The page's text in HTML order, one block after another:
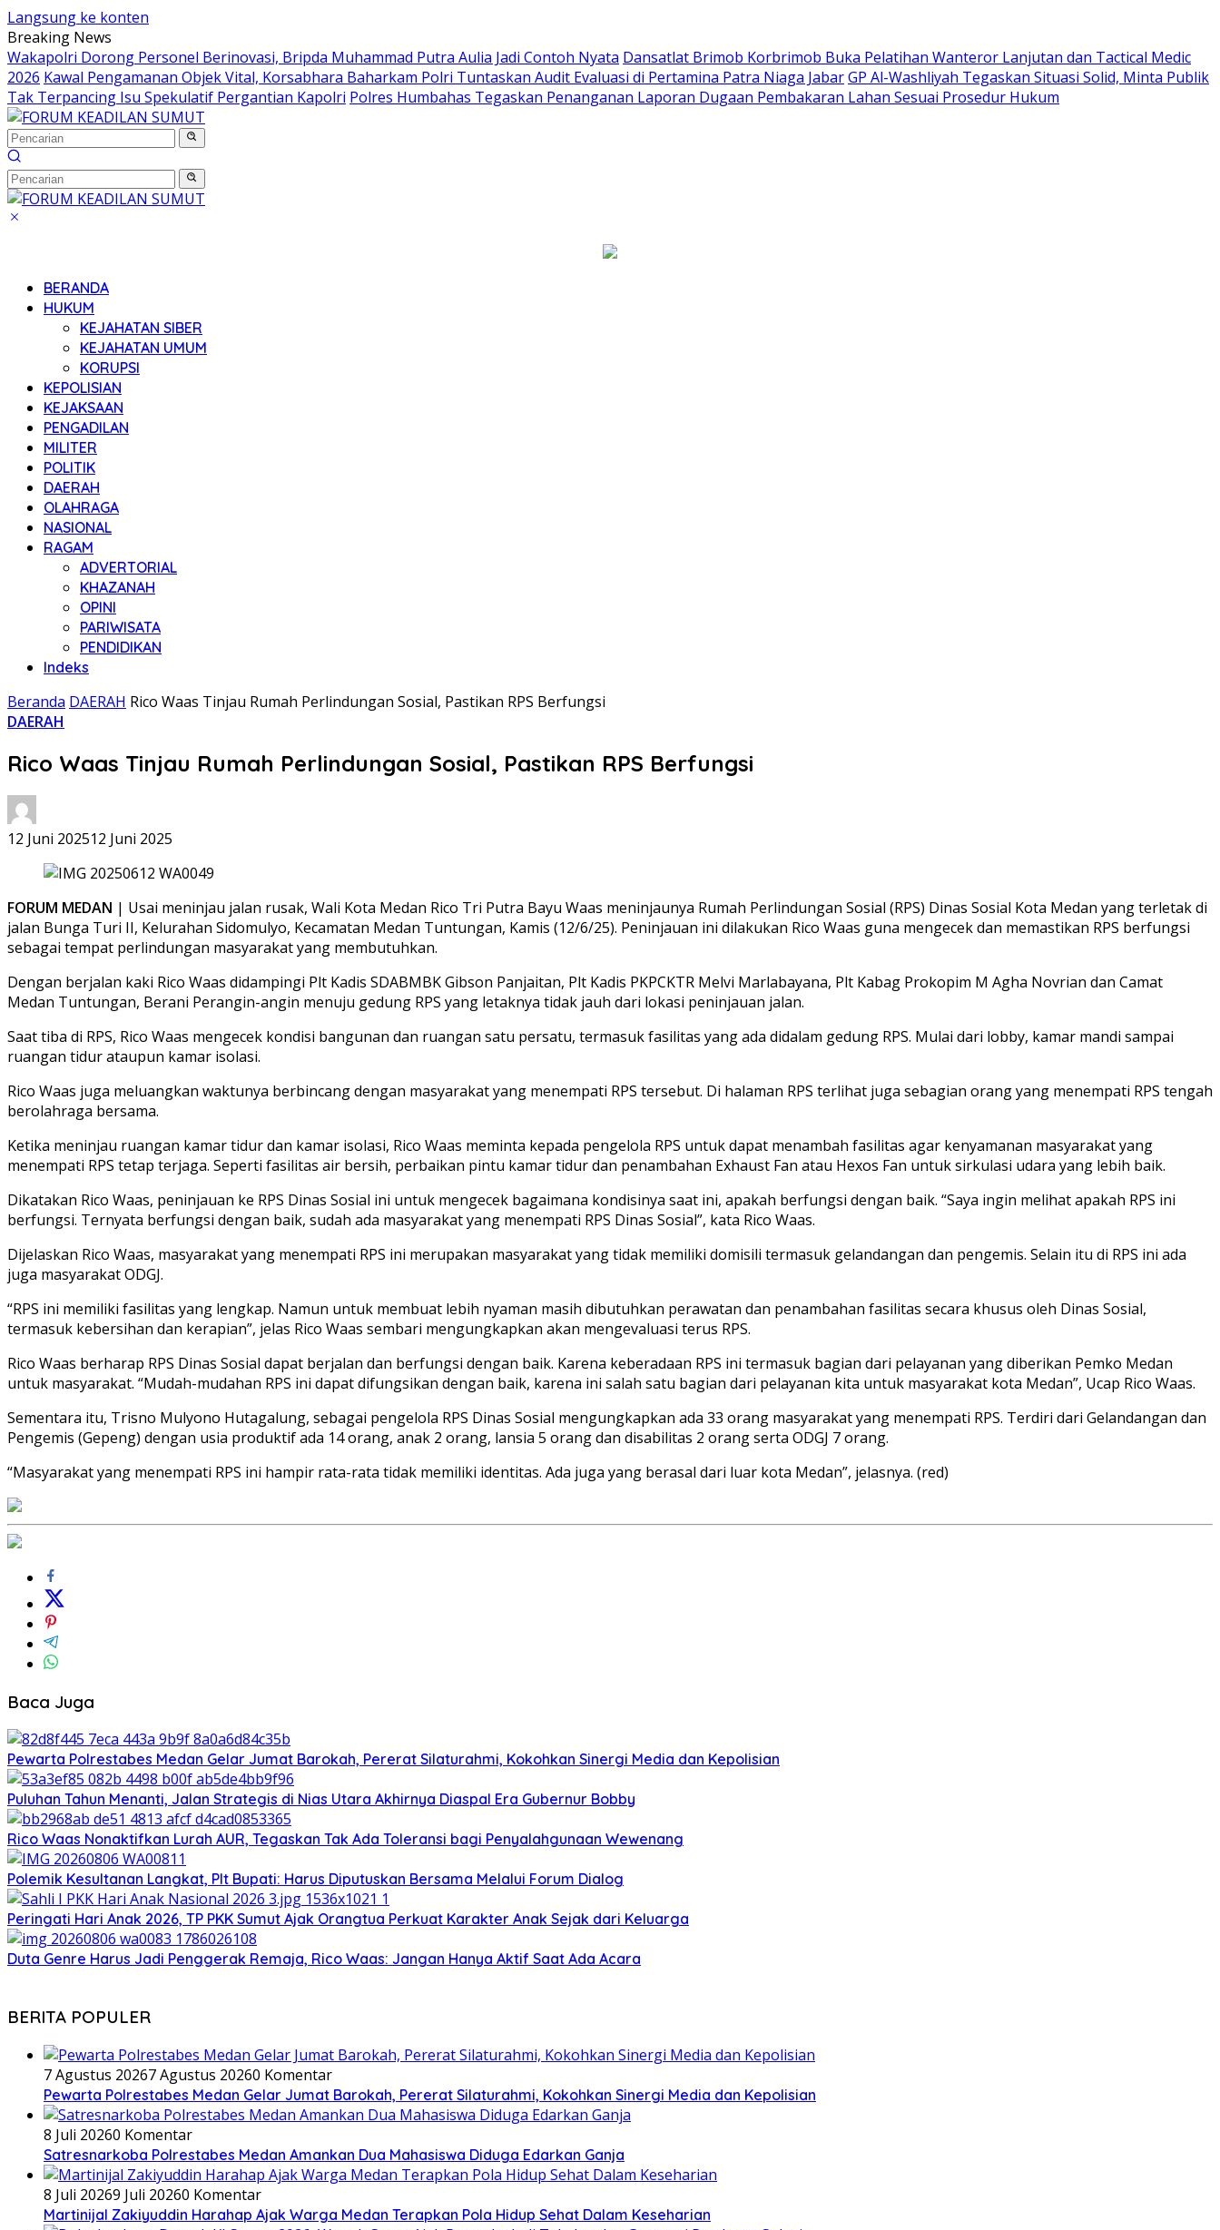
Langsung ke konten
Breaking News
Wakapolri Dorong Personel Berinovasi, Bripda Muhammad Putra Aulia Jadi Contoh Nyata Dansatlat Brimob Korbrimob Buka Pelatihan Wanteror Lanjutan dan Tactical Medic
2026 Kawal Pengamanan Objek Vital, Korsabhara Baharkam Polri Tuntaskan Audit Evaluasi di Pertamina Patra Niaga JabarGP Al-Washliyah Tegaskan Situasi Solid, Minta Publik
Tak Terpancing Isu Spekulatif Pergantian Kapolri Polres Humbahas Tegaskan Penanganan Laporan Dugaan Pembakaran Lahan Sesuai Prosedur Hukum
BERANDA
HUKUM
KEJAHATAN SIBER
KEJAHATAN UMUM
KORUPSI
KEPOLISIAN
KEJAKSAAN
PENGADILAN
MILITER
POLITIK
DAERAH
OLAHRAGA
NASIONAL
RAGAM
ADVERTORIAL
KHAZANAH
OPINI
PARIWISATA
PENDIDIKAN
Indeks
Beranda DAERAH Rico Waas Tinjau Rumah Perlindungan Sosial, Pastikan RPS Berfungsi
DAERAH
Rico Waas Tinjau Rumah Perlindungan Sosial, Pastikan RPS Berfungsi
12 Juni 202512 Juni 2025
FORUM MEDAN | Usai meninjau jalan rusak, Wali Kota Medan Rico Tri Putra Bayu Waas meninjaunya Rumah Perlindungan Sosial (RPS) Dinas Sosial Kota Medan yang terletak di
jalan Bunga Turi II, Kelurahan Sidomulyo, Kecamatan Medan Tuntungan, Kamis (12/6/25). Peninjauan ini dilakukan Rico Waas guna mengecek dan memastikan RPS berfungsi
sebagai tempat perlindungan masyarakat yang membutuhkan.
Dengan berjalan kaki Rico Waas didampingi Plt Kadis SDABMBK Gibson Panjaitan, Plt Kadis PKPCKTR Melvi Marlabayana, Plt Kabag Prokopim M Agha Novrian dan Camat
Medan Tuntungan, Berani Perangin-angin menuju gedung RPS yang letaknya tidak jauh dari lokasi peninjauan jalan.
Saat tiba di RPS, Rico Waas mengecek kondisi bangunan dan ruangan satu persatu, termasuk fasilitas yang ada didalam gedung RPS. Mulai dari lobby, kamar mandi sampai
ruangan tidur ataupun kamar isolasi.
Rico Waas juga meluangkan waktunya berbincang dengan masyarakat yang menempati RPS tersebut. Di halaman RPS terlihat juga sebagian orang yang menempati RPS tengah
berolahraga bersama.
Ketika meninjau ruangan kamar tidur dan kamar isolasi, Rico Waas meminta kepada pengelola RPS untuk dapat menambah fasilitas agar kenyamanan masyarakat yang
menempati RPS tetap terjaga. Seperti fasilitas air bersih, perbaikan pintu kamar tidur dan penambahan Exhaust Fan atau Hexos Fan untuk sirkulasi udara yang lebih baik.
Dikatakan Rico Waas, peninjauan ke RPS Dinas Sosial ini untuk mengecek bagaimana kondisinya saat ini, apakah berfungsi dengan baik. “Saya ingin melihat apakah RPS ini
berfungsi. Ternyata berfungsi dengan baik, sudah ada masyarakat yang menempati RPS Dinas Sosial”, kata Rico Waas.
Dijelaskan Rico Waas, masyarakat yang menempati RPS ini merupakan masyarakat yang tidak memiliki domisili termasuk gelandangan dan pengemis. Selain itu di RPS ini ada
juga masyarakat ODGJ.
“RPS ini memiliki fasilitas yang lengkap. Namun untuk membuat lebih nyaman masih dibutuhkan perawatan dan penambahan fasilitas secara khusus oleh Dinas Sosial,
termasuk kebersihan dan kerapian”, jelas Rico Waas sembari mengungkapkan akan mengevaluasi terus RPS.
Rico Waas berharap RPS Dinas Sosial dapat berjalan dan berfungsi dengan baik. Karena keberadaan RPS ini termasuk bagian dari pelayanan yang diberikan Pemko Medan
untuk masyarakat. “Mudah-mudahan RPS ini dapat difungsikan dengan baik, karena ini salah satu bagian dari pelayanan kita untuk masyarakat kota Medan”, Ucap Rico Waas.
Sementara itu, Trisno Mulyono Hutagalung, sebagai pengelola RPS Dinas Sosial mengungkapkan ada 33 orang masyarakat yang menempati RPS. Terdiri dari Gelandangan dan
Pengemis (Gepeng) dengan usia produktif ada 14 orang, anak 2 orang, lansia 5 orang dan disabilitas 2 orang serta ODGJ 7 orang.
“Masyarakat yang menempati RPS ini hampir rata-rata tidak memiliki identitas. Ada juga yang berasal dari luar kota Medan”, jelasnya. (red)
Baca Juga
Pewarta Polrestabes Medan Gelar Jumat Barokah, Pererat Silaturahmi, Kokohkan Sinergi Media dan Kepolisian
Puluhan Tahun Menanti, Jalan Strategis di Nias Utara Akhirnya Diaspal Era Gubernur Bobby
Rico Waas Nonaktifkan Lurah AUR, Tegaskan Tak Ada Toleransi bagi Penyalahgunaan Wewenang
Polemik Kesultanan Langkat, Plt Bupati: Harus Diputuskan Bersama Melalui Forum Dialog
Peringati Hari Anak 2026, TP PKK Sumut Ajak Orangtua Perkuat Karakter Anak Sejak dari Keluarga
Duta Genre Harus Jadi Penggerak Remaja, Rico Waas: Jangan Hanya Aktif Saat Ada Acara
BERITA POPULER
7 Agustus 20267 Agustus 20260 Komentar
Pewarta Polrestabes Medan Gelar Jumat Barokah, Pererat Silaturahmi, Kokohkan Sinergi Media dan Kepolisian
8 Juli 20260 Komentar
Satresnarkoba Polrestabes Medan Amankan Dua Mahasiswa Diduga Edarkan Ganja
8 Juli 20269 Juli 20260 Komentar
Martinijal Zakiyuddin Harahap Ajak Warga Medan Terapkan Pola Hidup Sehat Dalam Keseharian